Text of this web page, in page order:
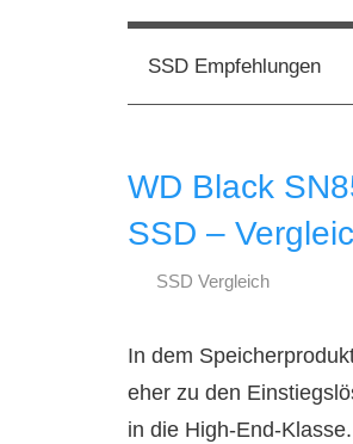
ssd-
SSD
Kaufberatung:
Kauftipp
SSD Empfehlungen
WD Black
SSD –
ratgeber.de
SSD Vergleich
In dem
eher zu den
in die High-End-